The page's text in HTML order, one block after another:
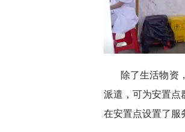
除了生活物资
派遣，可为安置点
在安置点设置了服